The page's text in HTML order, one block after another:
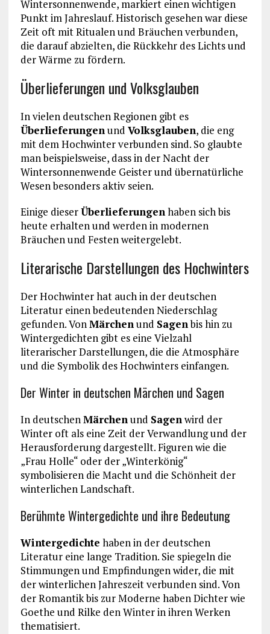
Wintersonnenwende, markiert einen wichtigen
Punkt im Jahreslauf. Historisch gesehen war diese
Zeit oft mit Ritualen und Bräuchen verbunden,
die darauf abzielten, die Rückkehr des Lichts und
der Wärme zu fördern.
Überlieferungen und Volksglauben
In vielen deutschen Regionen gibt es
Überlieferungenund Volksglauben, die eng
mit dem Hochwinter verbunden sind. So glaubte
man beispielsweise, dass in der Nacht der
Wintersonnenwende Geister und übernatürliche
Wesen besonders aktiv seien.
Einige dieserÜberlieferungenhaben sich bis
heute erhalten und werden in modernen
Bräuchen und Festen weitergelebt.
Literarische Darstellungen des Hochwinters
Der Hochwinter hat auch in der deutschen
Literatur einen bedeutenden Niederschlag
gefunden. VonMärchenund Sagenbis hin zu
Wintergedichten gibt es eine Vielzahl
literarischer Darstellungen, die die Atmosphäre
und die Symbolik des Hochwinters einfangen.
Der Winter in deutschen Märchen und Sagen
In deutschenMärchenund Sagenwird der
Winter oft als eine Zeit der Verwandlung und der
Herausforderung dargestellt. Figuren wie die
„Frau Holle“ oder der „Winterkönig“
symbolisieren die Macht und die Schönheit der
winterlichen Landschaft.
Berühmte Wintergedichte und ihre Bedeutung
Wintergedichte haben in der deutschen
Literatur eine lange Tradition. Sie spiegeln die
Stimmungen und Empfindungen wider, die mit
der winterlichen Jahreszeit verbunden sind. Von
der Romantik bis zur Moderne haben Dichter wie
Goethe und Rilke den Winter in ihren Werken
thematisiert.